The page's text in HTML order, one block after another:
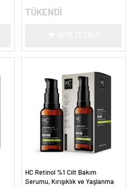
TÜKENDİ
HC Retinol %1 Cilt Bakım
Serumu, Kırışıklık ve Yaşlanma